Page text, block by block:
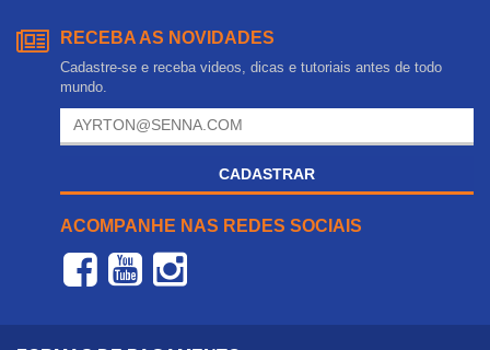
RECEBA AS NOVIDADES
Cadastre-se e receba videos, dicas e tutoriais antes de todo
mundo.
CADASTRAR
ACOMPANHE NAS REDES SOCIAIS